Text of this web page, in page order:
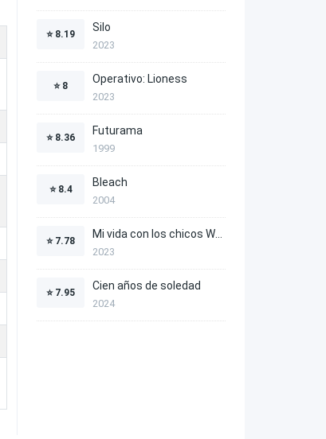
⭐ 8.19
Silo
2023
⭐ 8
Operativo: Lioness
2023
⭐ 8.36
Futurama
1999
⭐ 8.4
Bleach
2004
⭐ 7.78
2023
⭐ 7.95
Cien años de soledad
2024